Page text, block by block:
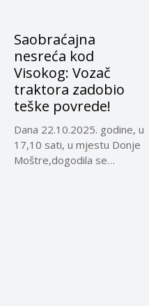
Saobraćajna
nesreća kod
Visokog: Vozač
traktora zadobio
teške povrede!
Dana 22.10.2025. godine, u
17,10 sati, u mjestu Donje
Moštre,dogodila se